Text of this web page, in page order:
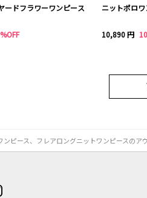
ードフラワーワンピース ニットポロ
10,890 円
ンピース、フレアロングニットワンピースの